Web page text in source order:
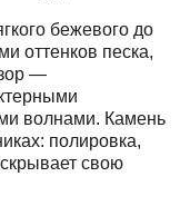
бежевого до
оттенков песка,
—
волнами. Камень
полировка,
свою